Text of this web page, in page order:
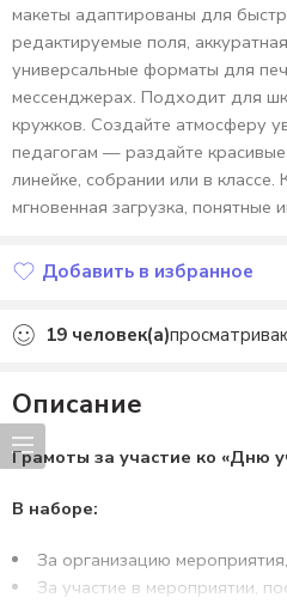
макеты адаптированы для
редактируемые поля,
универсальные форматы для
мессенджерах. Подходит для
кружков. Создайте атмосферу
педагогам — раздайте
линейке, собрании или в классе.
мгновенная загрузка, понятные
Добавить в избранное
19 человек(а)
Описание
Грамоты за участие ко «Дню
В наборе:
За организацию
За участие в мероприятии,